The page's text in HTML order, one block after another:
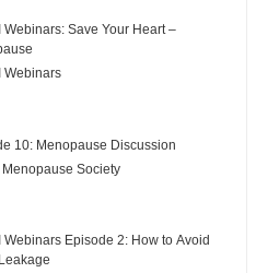
Webinars: Save Your Heart –
Webinars
10: Menopause Discussion
Menopause Society
Webinars Episode 2: How to Avoid